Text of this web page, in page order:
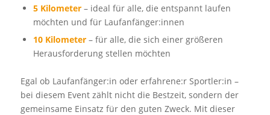
5 Kilometer – ideal für alle, die entspannt laufen
möchten und für Laufanfänger:innen
10 Kilometer– für alle, die sich einer größeren
Herausforderung stellen möchten
Egal ob Laufanfänger:in oder erfahrene:r Sportler:in –
bei diesem Event zählt nicht die Bestzeit, sondern der
gemeinsame Einsatz für den guten Zweck. Mit dieser